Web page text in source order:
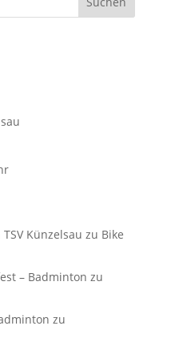
Künzelsau zu Bike
– Badminton zu
zu